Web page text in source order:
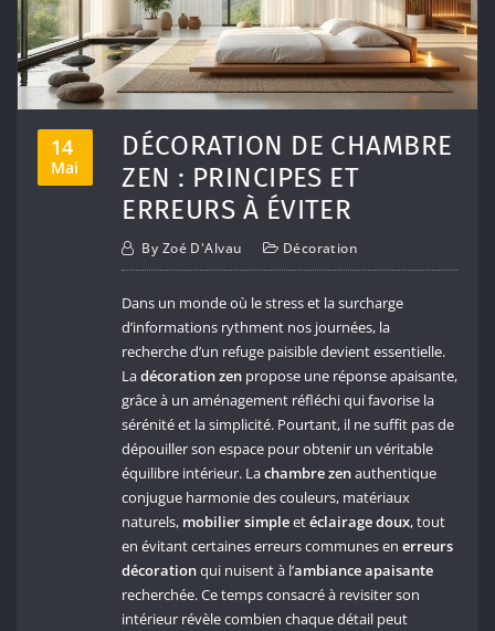
14
Mai
DÉCORATION DE CHAMBRE
ZEN : PRINCIPES ET
ERREURS À ÉVITER
By Zoé D'Alvau Décoration
Dans un monde où le stress et la surcharge
d’informations rythment nos journées, la
recherche d’un refuge paisible devient essentielle.
Ladécoration zen propose une réponse apaisante,
grâce à un aménagement réfléchi qui favorise la
sérénité et la simplicité. Pourtant, il ne suffit pas de
dépouiller son espace pour obtenir un véritable
équilibre intérieur. Lachambre zenauthentique
conjugue harmonie des couleurs, matériaux
naturels, mobilier simpleetéclairage doux, tout
en évitant certaines erreurs communes enerreurs
décorationqui nuisent à l’ambiance apaisante
recherchée. Ce temps consacré à revisiter son
intérieur révèle combien chaque détail peut